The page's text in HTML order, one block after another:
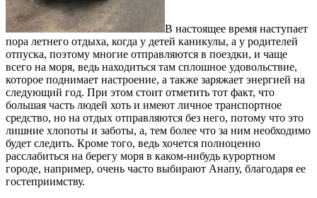
В настоящее время наступает
пора летнего отдыха, когда у детей каникулы, а у родителей
отпуска, поэтому многие отправляются в поездки, и чаще
всего на моря, ведь находиться там сплошное удовольствие,
которое поднимает настроение, а также заряжает энергией на
следующий год. При этом стоит отметить тот факт, что
большая часть людей хоть и имеют личное транспортное
средство, но на отдых отправляются без него, потому что это
лишние хлопоты и заботы, а, тем более что за ним необходимо
будет следить. Кроме того, ведь хочется полноценно
расслабиться на берегу моря в каком-нибудь курортном
городе, например, очень часто выбирают Анапу, благодаря ее
гостеприимству.